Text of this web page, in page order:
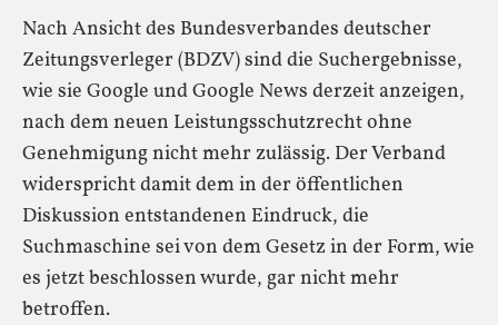
Nach Ansicht des Bundesverbandes deutscher
Zeitungsverleger (BDZV) sind die Suchergebnisse,
wie sie Google und Google News derzeit anzeigen,
nach dem neuen Leistungsschutzrecht ohne
Genehmigung nicht mehr zulässig. Der Verband
widerspricht damit dem in der öffentlichen
Diskussion entstandenen Eindruck, die
Suchmaschine sei von dem Gesetz in der Form, wie
es jetzt beschlossen wurde, gar nicht mehr
betroffen.